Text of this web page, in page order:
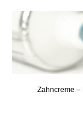
Zahncreme –